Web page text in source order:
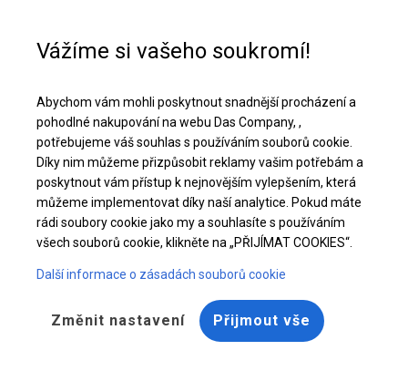
Stáhněte si nabídku PDF
Vážíme si vašeho soukromí!
Abychom vám mohli poskytnout snadnější procházení a
pohodlné nakupování na webu Das Company, ,
potřebujeme váš souhlas s používáním souborů cookie.
Díky nim můžeme přizpůsobit reklamy vašim potřebám a
poskytnout vám přístup k nejnovějším vylepšením, která
můžeme implementovat díky naší analytice. Pokud máte
rádi soubory cookie jako my a souhlasíte s používáním
všech souborů cookie, klikněte na „PŘIJÍMAT COOKIES“.
Další informace o zásadách souborů cookie
Změnit nastavení Přijmout vše